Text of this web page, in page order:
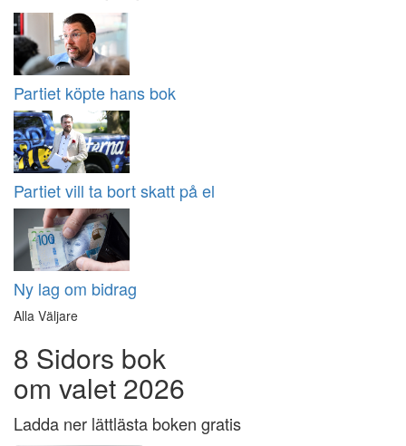
Partiet köpte hans bok
Partiet vill ta bort skatt på el
Ny lag om bidrag
Alla Väljare
8 Sidors bok
om valet 2026
Ladda ner lättlästa boken gratis